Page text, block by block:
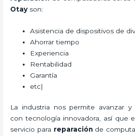
Otay son:
Asistencia de dispositivos de
Ahorrar tiempo
Experiencia
Rentabilidad
Garantía
etc|
La industria nos permite avanzar y
con tecnología innovadora, así que
servicio para reparaciónde